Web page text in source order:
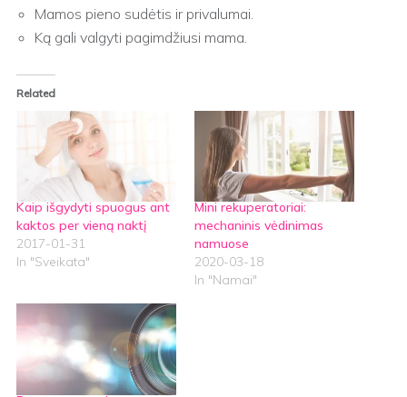
Mamos pieno sudėtis ir privalumai.
Ką gali valgyti pagimdžiusi mama.
Related
Kaip išgydyti spuogus ant
kaktos per vieną naktį
2017-01-31
In "Sveikata"
Mini rekuperatoriai:
mechaninis vėdinimas
namuose
2020-03-18
In "Namai"